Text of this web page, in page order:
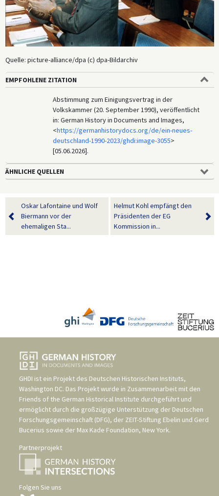
Quelle: picture-alliance/dpa (c) dpa-Bildarchiv
EMPFOHLENE ZITATION
Abstimmung zum Einigungsvertrag in der
Volkskammer (20. September 1990), veröffentlicht
in: German History in Documents and Images,
<https://germanhistorydocs.org/de/ein-neues-
deutschland-1990-2023/ghdi:image-3055>
[05.06.2026].
ÄHNLICHE QUELLEN
Oskar Lafontaine und Wolf
Biermann vor der
ehemaligen Sta...
Helmut Kohl empfängt den
Präsidenten der EG
Kommission in...
GHDI ist ein Projekt des Deutschen Historischen Instituts,
Washington DC. Das Projekt wurde in Zusammenarbeit mit den
Friends of the German Historical Institute durchgeführt und
ermöglicht durch die großzügige Unterstützung der Deutschen
Forschungsgemeinschaft (DFG), der ZEIT-Stiftung Ebelin und Gerd
Bucerius sowie der Max Kade Foundation, New York.
Partnerprojekt
Folgen Sie uns